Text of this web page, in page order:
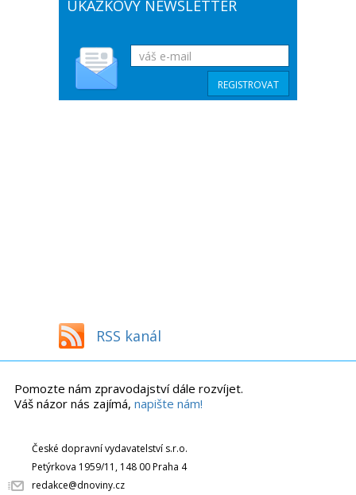
UKÁZKOVÝ NEWSLETTER
RSS kanál
Pomozte nám zpravodajství dále rozvíjet.
Váš názor nás zajímá, napište nám!
České dopravní vydavatelství s.r.o.
Petýrkova 1959/11, 148 00 Praha 4
redakce@dnoviny.cz